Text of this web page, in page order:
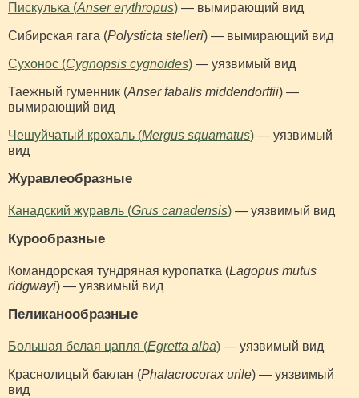
Пискулька (Anser erythropus) — вымирающий вид
Сибирская гага (Polysticta stelleri) — вымирающий вид
Сухонос (Cygnopsis cygnoides) — уязвимый вид
Таежный гуменник (Anser fabalis middendorffii) —
вымирающий вид
Чешуйчатый крохаль (Mergus squamatus) — уязвимый
вид
Журавлеобразные
Канадский журавль (Grus canadensis) — уязвимый вид
Курообразные
Командорская тундряная куропатка (Lagopus mutus
ridgwayi) — уязвимый вид
Пеликанообразные
Большая белая цапля (Egretta alba) — уязвимый вид
Краснолицый баклан (Phalacrocorax urile) — уязвимый
вид